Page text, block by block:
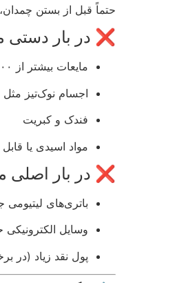
حتماً قبل از بستن
❌ در بار
مایعات بیشتر از ۱۰۰ میلی‌لیتر
اجسام نوک‌تیز مثل
فندک و کبریت
مواد اسیدی یا
❌ در بار اصلی
باتری‌های لیتیومی
وسایل
پول نقد زیاد (در